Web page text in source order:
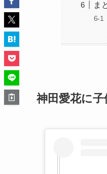
ま
神田愛花に